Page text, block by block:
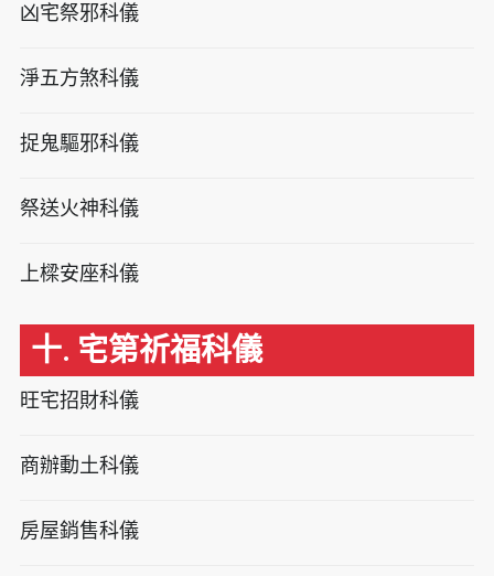
凶宅祭邪科儀
淨五方煞科儀
捉鬼驅邪科儀
祭送火神科儀
上樑安座科儀
十. 宅第祈福科儀
旺宅招財科儀
商辦動土科儀
房屋銷售科儀